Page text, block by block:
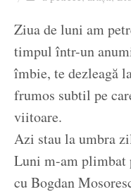
Ziua de luni am
timpul într-un
îmbie, te dezleagă
frumos subtil pe
viitoare.
Azi stau la umbra
Luni m-am
cu Bogdan